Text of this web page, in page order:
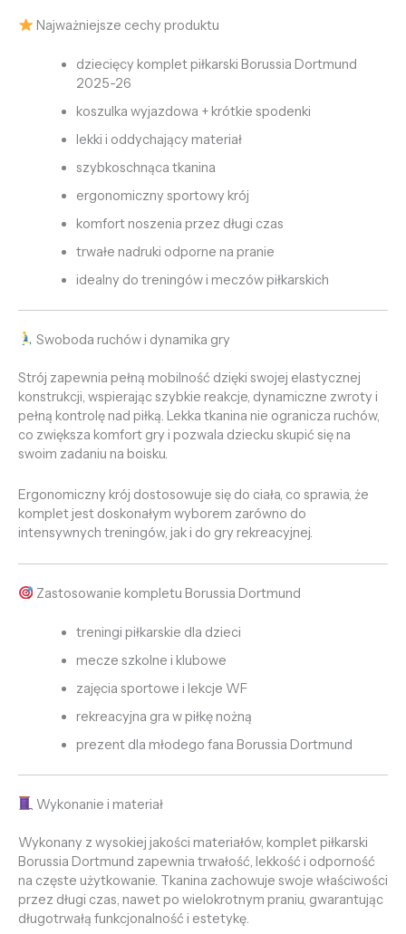
Najważniejsze cechy produktu
dziecięcy komplet piłkarski Borussia Dortmund
2025-26
koszulka wyjazdowa + krótkie spodenki
lekki i oddychający materiał
szybkoschnąca tkanina
ergonomiczny sportowy krój
komfort noszenia przez długi czas
trwałe nadruki odporne na pranie
idealny do treningów i meczów piłkarskich
Swoboda ruchów i dynamika gry
Strój zapewnia pełną mobilność dzięki swojej elastycznej
konstrukcji, wspierając szybkie reakcje, dynamiczne zwroty i
pełną kontrolę nad piłką. Lekka tkanina nie ogranicza ruchów,
co zwiększa komfort gry i pozwala dziecku skupić się na
swoim zadaniu na boisku.
Ergonomiczny krój dostosowuje się do ciała, co sprawia, że
komplet jest doskonałym wyborem zarówno do
intensywnych treningów, jak i do gry rekreacyjnej.
Zastosowanie kompletu Borussia Dortmund
treningi piłkarskie dla dzieci
mecze szkolne i klubowe
zajęcia sportowe i lekcje WF
rekreacyjna gra w piłkę nożną
prezent dla młodego fana Borussia Dortmund
Wykonanie i materiał
Wykonany z wysokiej jakości materiałów, komplet piłkarski
Borussia Dortmund zapewnia trwałość, lekkość i odporność
na częste użytkowanie. Tkanina zachowuje swoje właściwości
przez długi czas, nawet po wielokrotnym praniu, gwarantując
długotrwałą funkcjonalność i estetykę.